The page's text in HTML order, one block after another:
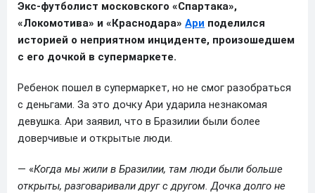
Экс-футболист московского «Спартака»,
«Локомотива» и «Краснодара» Ари поделился
историей о неприятном инциденте, произошедшем
с его дочкой в супермаркете.
Ребенок пошел в супермаркет, но не смог разобраться
с деньгами. За это дочку Ари ударила незнакомая
девушка. Ари заявил, что в Бразилии были более
доверчивые и открытые люди.
— «Когда мы жили в Бразилии, там люди были больше
открыты, разговаривали друг с другом. Дочка долго не